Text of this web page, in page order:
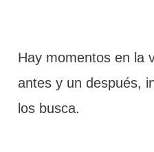
Hay momentos en la
antes y un después,
los busca.